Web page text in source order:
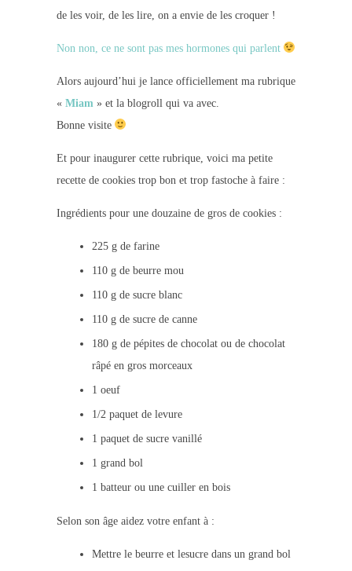
de les voir, de les lire, on a envie de les croquer !
Non non, ce ne sont pas mes hormones qui parlent
Alors aujourd’hui je lance officiellement ma rubrique
« Miam » et la blogroll qui va avec.
Bonne visite
Et pour inaugurer cette rubrique, voici ma petite
recette de cookies trop bon et trop fastoche à faire :
Ingrédients pour une douzaine de gros de cookies :
225 g de farine
110 g de beurre mou
110 g de sucre blanc
110 g de sucre de canne
180 g de pépites de chocolat ou de chocolat
râpé en gros morceaux
1 oeuf
1/2 paquet de levure
1 paquet de sucre vanillé
1 grand bol
1 batteur ou une cuiller en bois
Selon son âge aidez votre enfant à :
Mettre le beurre et lesucre dans un grand bol